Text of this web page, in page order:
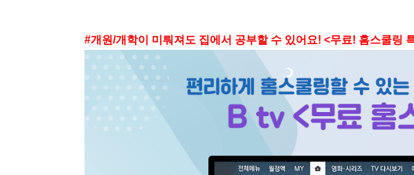
#개원/개학이 미뤄져도 집에서 공부할 수 있어요! <무료! 홈스쿨링